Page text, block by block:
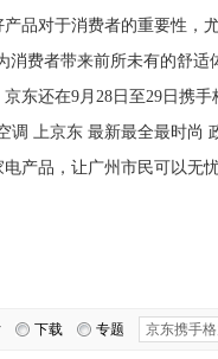
品对于消费者的重要性，
消费者带来前所未有的舒适
还在9月28日至29日携手
调 上京东 最新最全最时尚
产品，让广州市民可以无
下载 专题